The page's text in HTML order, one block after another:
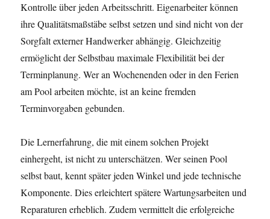
Kontrolle über jeden Arbeitsschritt. Eigenarbeiter können
ihre Qualitätsmaßstäbe selbst setzen und sind nicht von der
Sorgfalt externer Handwerker abhängig. Gleichzeitig
ermöglicht der Selbstbau maximale Flexibilität bei der
Terminplanung. Wer an Wochenenden oder in den Ferien
am Pool arbeiten möchte, ist an keine fremden
Terminvorgaben gebunden.
Die Lernerfahrung, die mit einem solchen Projekt
einhergeht, ist nicht zu unterschätzen. Wer seinen Pool
selbst baut, kennt später jeden Winkel und jede technische
Komponente. Dies erleichtert spätere Wartungsarbeiten und
Reparaturen erheblich. Zudem vermittelt die erfolgreiche